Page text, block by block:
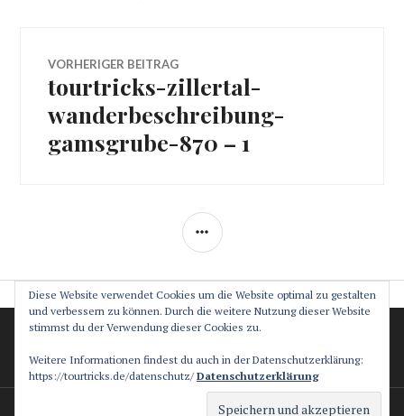
Beitragsnavigation
VORHERIGER BEITRAG
Vorheriger
Beitrag:
tourtricks-zillertal-
wanderbeschreibung-
gamsgrube-870 – 1
SEITENLEISTE
Datenschutz
Impressum
Stolz präsentiert von WordPress Theme: Canard von
Diese Website verwendet Cookies um die Website optimal zu gestalten
und verbessern zu können. Durch die weitere Nutzung dieser Website
stimmst du der Verwendung dieser Cookies zu.
Weitere Informationen findest du auch in der Datenschutzerklärung:
https://tourtricks.de/datenschutz/Datenschutzerklärung